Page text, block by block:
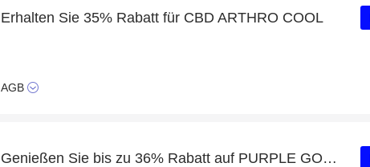
Erhalten Sie 35% Rabatt für CBD ARTHRO COOL
AGB
Genießen Sie bis zu 36% Rabatt auf PURPLE GORILLA T-SHIRT (SCHWARZ)